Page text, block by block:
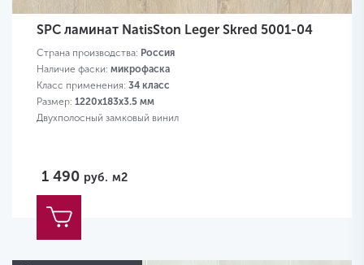
SPC ламинат NatisSton Leger Skred 5001-04
Страна производства: Россия
Наличие фаски: микрофаска
Класс применения: 34 класс
Размер: 1220x183x3.5 мм
Двухполосный замковый винил
1 490 руб. м2